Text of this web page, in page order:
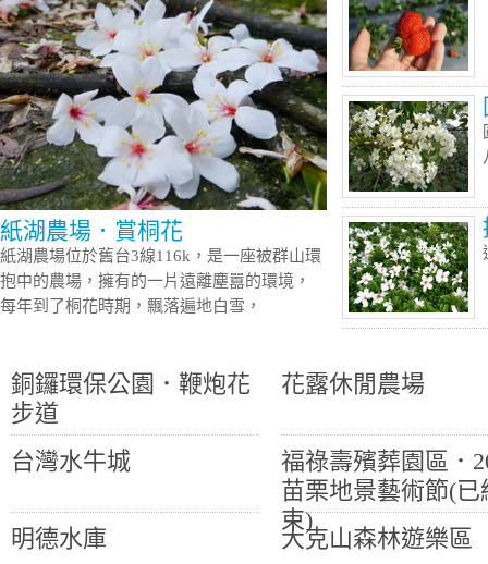
紙湖農場．賞桐花
紙湖農場位於舊台3線116k，是一座被群山環
抱中的農場，擁有的一片遠離塵囂的環境，
每年到了桐花時期，飄落遍地白雪，
銅鑼環保公園．鞭炮花
步道
花露休閒農場
台灣水牛城
福祿壽殯葬園區．
苗栗地景藝術節(已
束)
明德水庫 大克山森林遊樂區